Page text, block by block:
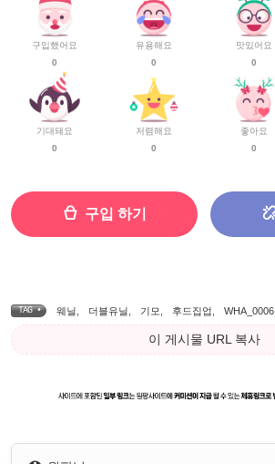
구입했어요
0
기대돼요
0
유용해요
0
저렴해요
0
맛있어요
0
좋아요
0
구입 하기
TAG • 웨닐 더블유닐 기모 후드집업 WHA_0006
이 게시물 URL 복사